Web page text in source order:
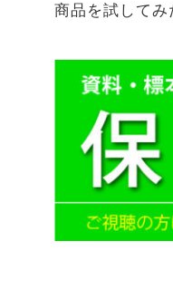
商品を試してみ